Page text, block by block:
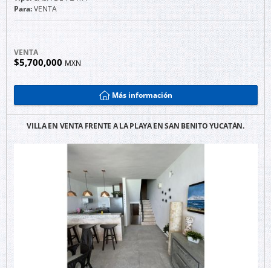
Para:VENTA
VENTA
$5,700,000MXN
Más información
VILLA EN VENTA FRENTE A LA PLAYA EN SAN BENITO YUCATÁN.